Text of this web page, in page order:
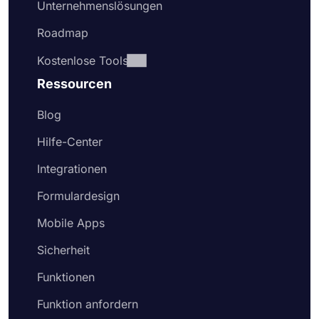
Datenerfassung ist mit forms.app viel einfacher.
sollten, um Ihr Online-Bewerbungsformular zu
erstellen:
Wählen Sie eine kostenlose Formularvorlage
Fügen Sie Auswahlfragen oder Textfelder
bearbeiten Sie die vorhandenen Fragen
sichtbaren Teil Ihres Formulars hinzu
Aktivieren Sie die Willkommensseite, um
potenzielle Bewerber willkommen zu heißen
und ihnen zu erklären, was sie tun müssen,
Gehen Sie zur Registerkarte „Design“ und
ändern Sie das Aussehen Ihres
Bewerbungsformulars
Teilen Sie Ihr Online-Bewerbungsformular
Unternehmenslösungen
Roadmap
Kostenlose Tools
Ressourcen
Blog
Hilfe-Center
Integrationen
Formulardesign
Mobile Apps
Sicherheit
Funktionen
Funktion anfordern